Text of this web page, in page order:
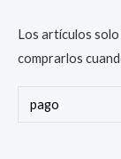
Los artículos
comprarlos
pago